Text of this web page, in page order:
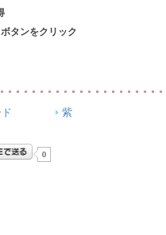
タンをクリック
紫
0